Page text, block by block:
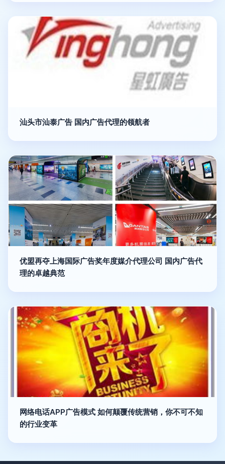
汕头市汕泰广告 国内广告代理的领航者
优盟再夺上海国际广告奖年度媒介代理公司 国内广告代
理的卓越典范
网络电话APP广告模式 如何颠覆传统营销，你不可不知
的行业变革